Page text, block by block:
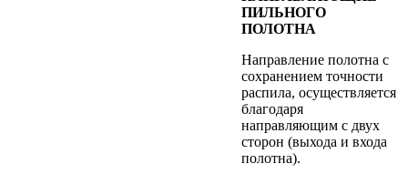
ПИЛЬНОГО
ПОЛОТНА
Направление полотна с
сохранением точности
распила, осуществляется
благодаря
направляющим с двух
сторон (выхода и входа
полотна).